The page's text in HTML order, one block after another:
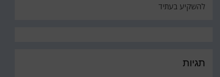
להשקיע בעתיד
תגיות